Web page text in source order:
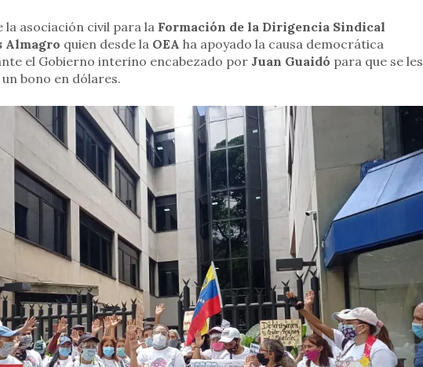
asociación civil para la Formación de la Dirigencia Sindical
Almagro quien desde la OEA ha apoyado la causa democrática
el Gobierno interino encabezado por Juan Guaidó para que se les
bono en dólares.